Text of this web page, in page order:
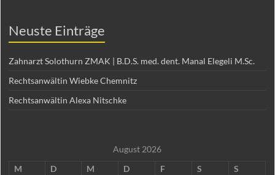
Neuste Einträge
Zahnarzt Solothurn ZMAK | B.D.S. med. dent. Manal Elegeli M.Sc.
Rechtsanwältin Wiebke Chemnitz
Rechtsanwältin Alexa Nitschke
August 2026
M
D M D F S
S